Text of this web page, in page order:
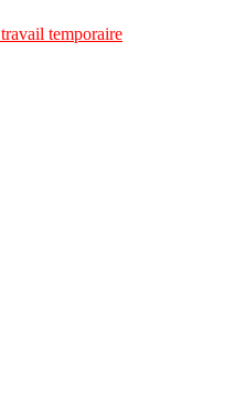
temporaire